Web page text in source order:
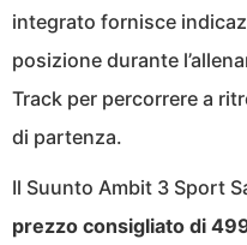
integrato fornisce
posizione durante
Track per percorrere a
di partenza.
Il Suunto Ambit 3 Sport
prezzo consigliato di